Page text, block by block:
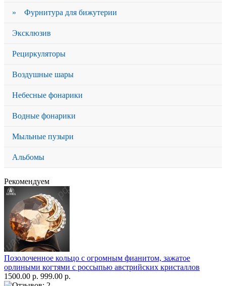
» Фурнитура для бижутерии
Эксклюзив
Рециркуляторы
Воздушные шары
Небесные фонарики
Водные фонарики
Мыльные пузыри
Альбомы
Рекомендуем
Позолоченное кольцо с огромным фианитом, зажатое
орлиными когтями с россыпью австрийских кристаллов
1500.00 р. 999.00 р.